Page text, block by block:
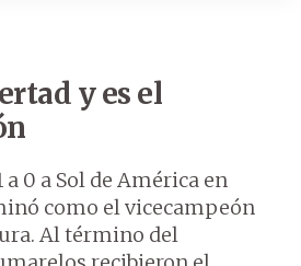
y es el
0 a Sol de América en
como el vicecampeón
Al término del